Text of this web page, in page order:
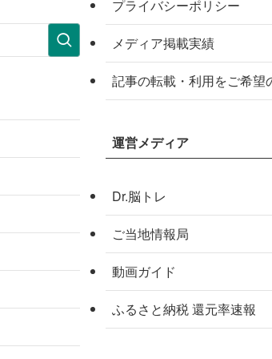
プライバシーポリシー
メディア掲載実績
記事の転載・利用をご希望
運営メディア
Dr.脳トレ
ご当地情報局
動画ガイド
ふるさと納税 還元率速報